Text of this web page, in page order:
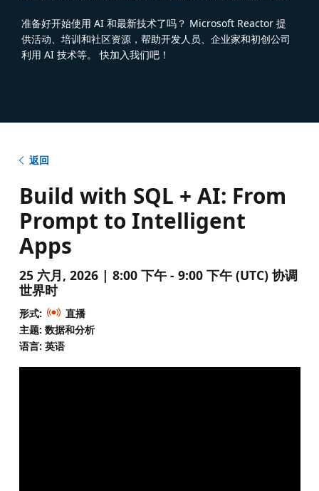
准备好开始使用 AI 和最新技术了吗？ Microsoft Reactor 提
供活动、培训和社区资源，帮助开发人员、企业家和初创公司
利用 AI 技术等。 快加入我们吧！
返回
Build with SQL + AI: From
Prompt to Intelligent
Apps
25 六月, 2026 | 8:00 下午 - 9:00 下午 (UTC) 协调
世界时
形式:
直播
主题: 数据和分析
语言: 英语